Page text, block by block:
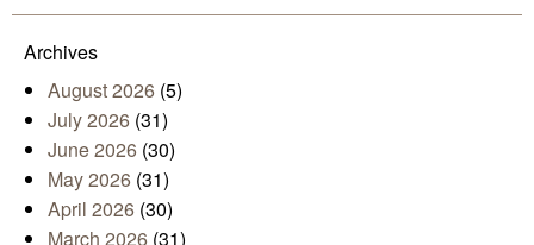
Archives
August 2026 (5)
July 2026 (31)
June 2026 (30)
May 2026 (31)
April 2026 (30)
March 2026 (31)